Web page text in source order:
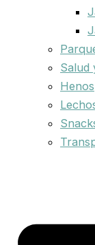
Salud
Henos